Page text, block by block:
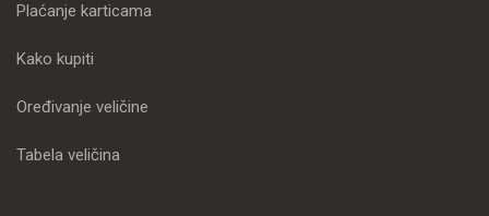
Plaćanje karticama
Kako kupiti
Oređivanje veličine
Tabela veličina